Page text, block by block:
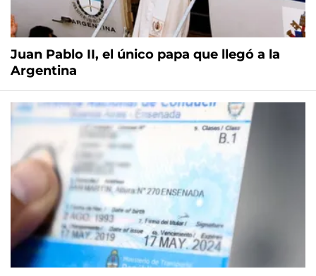
Juan Pablo II, el único papa que llegó a la
Argentina